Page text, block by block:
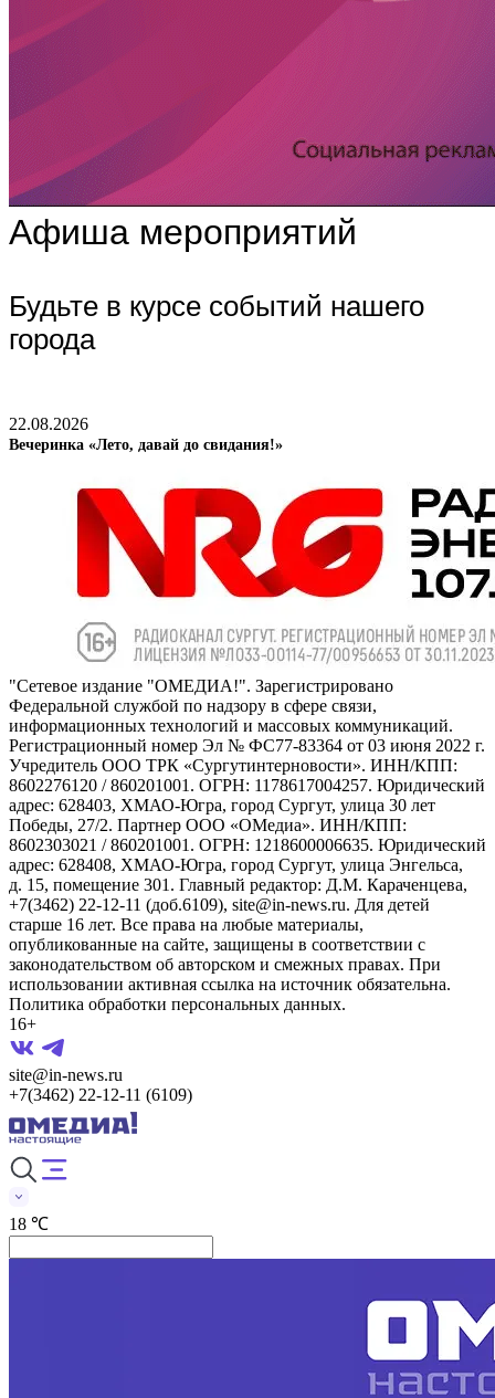
Афиша мероприятий
Будьте в курсе событий нашего
города
22.08.2026
Вечеринка «Лето, давай до свидания!»
"Сетевое издание "ОМЕДИА!". Зарегистрировано
Федеральной службой по надзору в сфере связи,
информационных технологий и массовых коммуникаций.
Регистрационный номер Эл № ФС77-83364 от 03 июня 2022 г.
Учредитель ООО ТРК «Сургутинтерновости». ИНН/КПП:
8602276120 / 860201001. ОГРН: 1178617004257. Юридический
адрес: 628403, ХМАО-Югра, город Сургут, улица 30 лет
Победы, 27/2. Партнер ООО «ОМедиа». ИНН/КПП:
8602303021 / 860201001. ОГРН: 1218600006635. Юридический
адрес: 628408, ХМАО-Югра, город Сургут, улица Энгельса,
д. 15, помещение 301. Главный редактор: Д.М. Караченцева,
+7(3462) 22-12-11 (доб.6109), site@in-news.ru. Для детей
старше 16 лет. Все права на любые материалы,
опубликованные на сайте, защищены в соответствии с
законодательством об авторском и смежных правах. При
использовании активная ссылка на источник обязательна.
Политика обработки персональных данных.
16+
site@in-news.ru
+7(3462) 22-12-11 (6109)
18 ℃